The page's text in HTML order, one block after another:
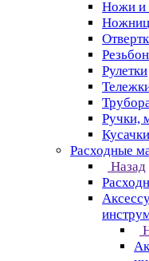
Ножи и
Рулетки
Ручки,
Кусачки
Расходные
Назад